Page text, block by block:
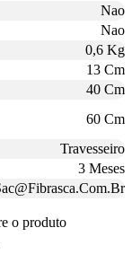
Nao
Nao
0,6 Kg
13 Cm
40 Cm
60 Cm
Travesseiro
3 Meses
o produto